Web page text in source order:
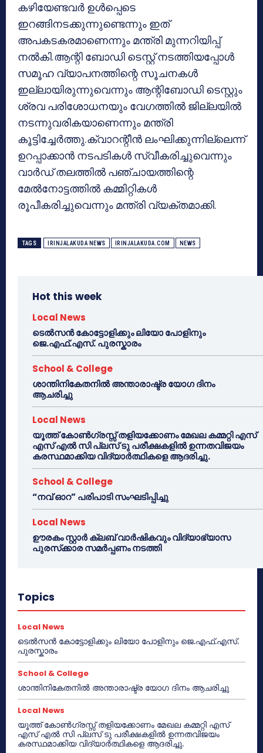
കഴിയേണ്ടവര്‍ ഉള്‍പ്പെടെ
ഇറങ്ങിനടക്കുന്നുണ്ടെന്നും ഇത്
അപകടകരമാണെന്നും മന്ത്രി മുന്നറിയിപ്പ്
നല്‍കി.ആന്റി ബോഡി ടെസ്റ്റ് നടത്തിയപ്പോള്‍
സമൂഹ വ്യാപനത്തിന്റെ സൂചനകള്‍
ഇല്ലായിരുന്നുവെന്നും ആന്റിബോഡി ടെസ്റ്റും
ശ്രവ പരിശോധനയും വേഗത്തില്‍ ജില്ലയില്‍
നടന്നുവരികയാണെന്നും മന്ത്രി
കൂട്ടിച്ചേര്‍ത്തു.ക്വാറന്റീന്‍ ലംഘിക്കുന്നില്ലെന്ന്
ഉറപ്പാക്കാന്‍ നടപടികള്‍ സ്വീകരിച്ചുവെന്നും
വാര്‍ഡ് തലത്തില്‍ പഞ്ചായത്തിന്റെ
മേല്‍നോട്ടത്തില്‍ കമ്മിറ്റികള്‍
രൂപീകരിച്ചുവെന്നും മന്ത്രി വ്യക്തമാക്കി.
TAGS IRINJALAKUDA NEWS IRINJALAKUDA.COM NEWS
Hot this week
Local News
ടെൽസൻ കോട്ടോളിക്കും ലിയോ പോളിനും
ജെ.എഫ്.എസ്. പുരസ്കാരം
School & College
ശാന്തിനികേതനിൽ അന്താരാഷ്ട്ര യോഗ ദിനം
ആചരിച്ചു
Local News
യൂത്ത് കോൺഗ്രസ്സ് തളിയക്കോണം മേഖല കമ്മറ്റി എസ്
എസ് എൽ സി പ്ലസ് ടു പരീക്ഷകളിൽ ഉന്നതവിജയം
കരസ്ഥമാക്കിയ വിദ്യാർത്ഥികളെ ആദരിച്ചു.
School & College
“നവ് ഓറ” പരിപാടി സംഘടിപ്പിച്ചു
Local News
ഊരകം സ്റ്റാർ ക്ലബ് വാർഷികവും വിദ്യാഭ്യാസ
പുരസ്‌ക്കാര സമർപ്പണം നടത്തി
Topics
Local News
ടെൽസൻ കോട്ടോളിക്കും ലിയോ പോളിനും ജെ.എഫ്.എസ്.
പുരസ്കാരം
School & College
ശാന്തിനികേതനിൽ അന്താരാഷ്ട്ര യോഗ ദിനം ആചരിച്ചു
Local News
യൂത്ത് കോൺഗ്രസ്സ് തളിയക്കോണം മേഖല കമ്മറ്റി എസ്
എസ് എൽ സി പ്ലസ് ടു പരീക്ഷകളിൽ ഉന്നതവിജയം
കരസ്ഥമാക്കിയ വിദ്യാർത്ഥികളെ ആദരിച്ചു.